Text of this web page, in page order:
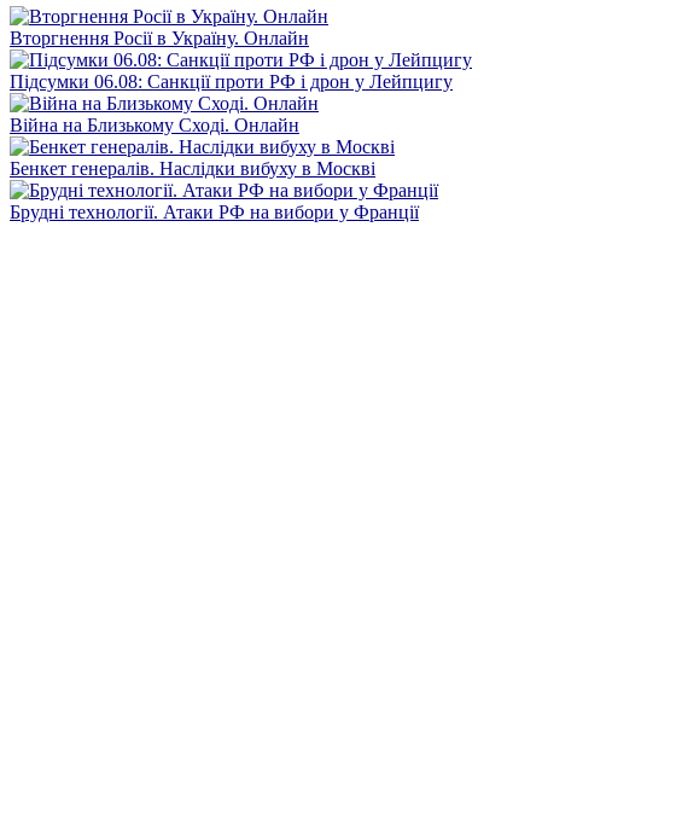
Вторгнення Росії в Україну. Онлайн
Підсумки 06.08: Санкції проти РФ і дрон у Лейпцигу
Війна на Близькому Сході. Онлайн
Бенкет генералів. Наслідки вибуху в Москві
Брудні технології. Атаки РФ на вибори у Франції